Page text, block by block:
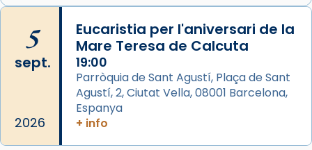
de Barcelona.
2 weeks ago
Aquest dilluns, 27 de juliol, ha tingut lloc la
missa d’acció de gràcies en agraïment al
comitè organitzador de la visita apostòlica
del Sant Pare Lleó XIV a Barcelona, i als
5
sept.
2026
Eucaristia per l'aniversari de la
Mare Teresa de Calcuta
19:00
Parròquia de Sant Agustí, Plaça de Sant
Agustí, 2, Ciutat Vella, 08001 Barcelona,
Espanya
+ info